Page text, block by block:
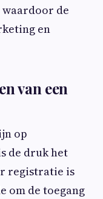
de
en
van een
op
de druk het
registratie is
om de toegang